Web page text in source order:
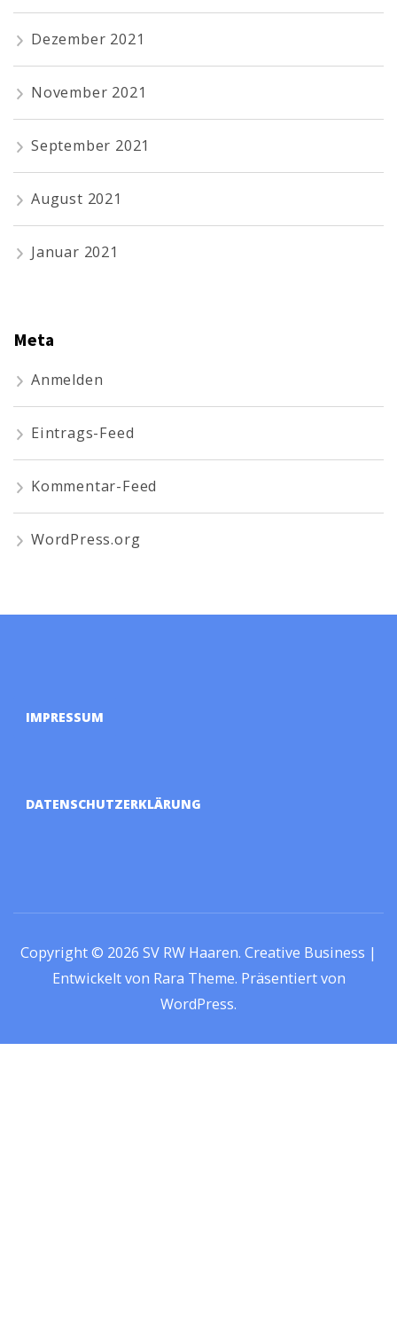
Dezember 2021
November 2021
September 2021
August 2021
Januar 2021
Meta
Anmelden
Eintrags-Feed
Kommentar-Feed
WordPress.org
IMPRESSUM
DATENSCHUTZERKLÄRUNG
Copyright © 2026 SV RW Haaren. Creative Business |
Entwickelt von Rara Theme. Präsentiert von
WordPress.